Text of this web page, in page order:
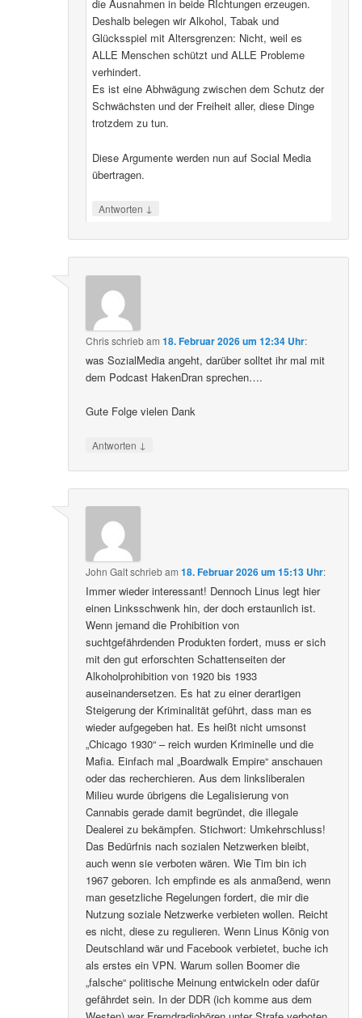
die Ausnahmen in beide RIchtungen erzeugen.
Deshalb belegen wir Alkohol, Tabak und
Glücksspiel mit Altersgrenzen: Nicht, weil es
ALLE Menschen schützt und ALLE Probleme
verhindert.
Es ist eine Abhwägung zwischen dem Schutz der
Schwächsten und der Freiheit aller, diese Dinge
trotzdem zu tun.
Diese Argumente werden nun auf Social Media
übertragen.
Antworten ↓
Chrisschriebam18. Februar 2026 um 12:34 Uhr:
was SozialMedia angeht, darüber solltet ihr mal mit
dem Podcast HakenDran sprechen….
Gute Folge vielen Dank
Antworten ↓
John Galtschriebam18. Februar 2026 um 15:13 Uhr:
Immer wieder interessant! Dennoch Linus legt hier
einen Linksschwenk hin, der doch erstaunlich ist.
Wenn jemand die Prohibition von
suchtgefährdenden Produkten fordert, muss er sich
mit den gut erforschten Schattenseiten der
Alkoholprohibition von 1920 bis 1933
auseinandersetzen. Es hat zu einer derartigen
Steigerung der Kriminalität geführt, dass man es
wieder aufgegeben hat. Es heißt nicht umsonst
„Chicago 1930“ – reich wurden Kriminelle und die
Mafia. Einfach mal „Boardwalk Empire“ anschauen
oder das recherchieren. Aus dem linksliberalen
Milieu wurde übrigens die Legalisierung von
Cannabis gerade damit begründet, die illegale
Dealerei zu bekämpfen. Stichwort: Umkehrschluss!
Das Bedürfnis nach sozialen Netzwerken bleibt,
auch wenn sie verboten wären. Wie Tim bin ich
1967 geboren. Ich empfinde es als anmaßend, wenn
man gesetzliche Regelungen fordert, die mir die
Nutzung soziale Netzwerke verbieten wollen. Reicht
es nicht, diese zu regulieren. Wenn Linus König von
Deutschland wär und Facebook verbietet, buche ich
als erstes ein VPN. Warum sollen Boomer die
„falsche“ politische Meinung entwickeln oder dafür
gefährdet sein. In der DDR (ich komme aus dem